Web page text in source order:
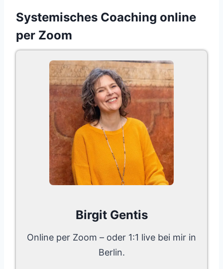
Systemisches Coaching online
per Zoom
Birgit Gentis
Online per Zoom – oder 1:1 live bei mir in
Berlin.